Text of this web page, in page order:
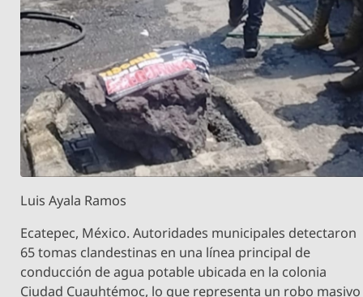
Luis Ayala Ramos
Ecatepec, México. Autoridades municipales detectaron
65 tomas clandestinas en una línea principal de
conducción de agua potable ubicada en la colonia
Ciudad Cuauhtémoc, lo que representa un robo masivo